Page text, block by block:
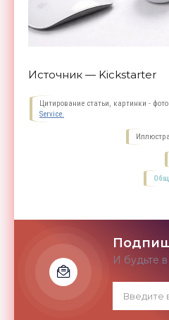
Источник — Kickstarter
Цитирование статьи, картинки -
Service.
И будьте